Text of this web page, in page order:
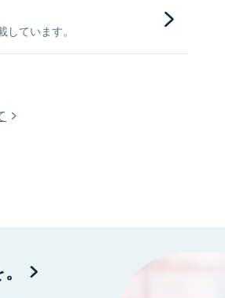
ています。